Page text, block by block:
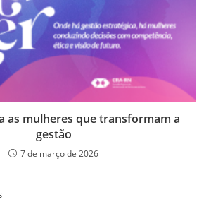
as mulheres que transformam a
gestão
7 de março de 2026